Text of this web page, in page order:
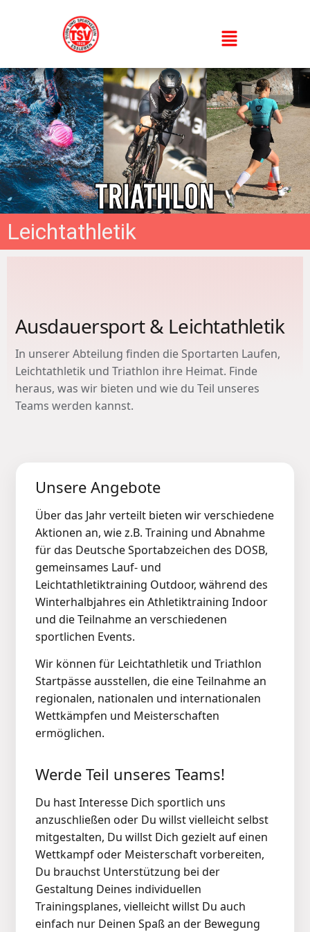
Leichtathletik
Ausdauersport & Leichtathletik
In unserer Abteilung finden die Sportarten Laufen,
Leichtathletik und Triathlon ihre Heimat. Finde
heraus, was wir bieten und wie du Teil unseres
Teams werden kannst.
Unsere Angebote
Über das Jahr verteilt bieten wir verschiedene
Aktionen an, wie z.B. Training und Abnahme
für das Deutsche Sportabzeichen des DOSB,
gemeinsames Lauf- und
Leichtathletiktraining Outdoor, während des
Winterhalbjahres ein Athletiktraining Indoor
und die Teilnahme an verschiedenen
sportlichen Events.
Wir können für Leichtathletik und Triathlon
Startpässe ausstellen, die eine Teilnahme an
regionalen, nationalen und internationalen
Wettkämpfen und Meisterschaften
ermöglichen.
Werde Teil unseres Teams!
Du hast Interesse Dich sportlich uns
anzuschließen oder Du willst vielleicht selbst
mitgestalten, Du willst Dich gezielt auf einen
Wettkampf oder Meisterschaft vorbereiten,
Du brauchst Unterstützung bei der
Gestaltung Deines individuellen
Trainingsplanes, vielleicht willst Du auch
einfach nur Deinen Spaß an der Bewegung